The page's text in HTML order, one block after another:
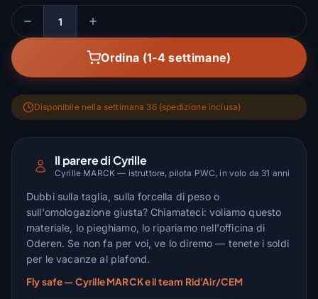
Quantità
Ordina (1-4 settimane)
Disponibile nella settimana 36 (spedizione inclusa)
Il parere di Cyrille
Cyrille MARCK — istruttore, pilota PWC, in volo da 31 anni
Dubbi sulla taglia, sulla forcella di peso o
sull'omologazione giusta? Chiamateci: voliamo questo
materiale, lo pieghiamo, lo ripariamo nell'officina di
Oderen. Se non fa per voi, ve lo diremo — tenete i soldi
per le vacanze al plafond.
Fly safe — Cyrille MARCK e il team Rid'Air/CEM